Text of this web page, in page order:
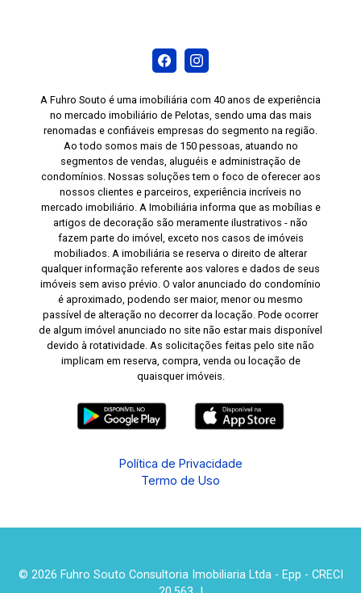
A Fuhro Souto é uma imobiliária com 40 anos de experiência
no mercado imobiliário de Pelotas, sendo uma das mais
renomadas e confiáveis empresas do segmento na região.
Ao todo somos mais de 150 pessoas, atuando no
segmentos de vendas, aluguéis e administração de
condomínios. Nossas soluções tem o foco de oferecer aos
nossos clientes e parceiros, experiência incríveis no
mercado imobiliário. A Imobiliária informa que as mobílias e
artigos de decoração são meramente ilustrativos - não
fazem parte do imóvel, exceto nos casos de imóveis
mobiliados. A imobiliária se reserva o direito de alterar
qualquer informação referente aos valores e dados de seus
imóveis sem aviso prévio. O valor anunciado do condomínio
é aproximado, podendo ser maior, menor ou mesmo
passível de alteração no decorrer da locação. Pode ocorrer
de algum imóvel anunciado no site não estar mais disponível
devido à rotatividade. As solicitações feitas pelo site não
implicam em reserva, compra, venda ou locação de
quaisquer imóveis.
Política de Privacidade
Termo de Uso
© 2026 Fuhro Souto Consultoria Imobiliaria Ltda - Epp - CRECI